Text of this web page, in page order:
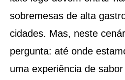
sobremesas de alta
cidades. Mas, neste
pergunta: até onde
uma experiência de